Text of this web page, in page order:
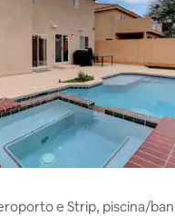
e Strip, piscina/